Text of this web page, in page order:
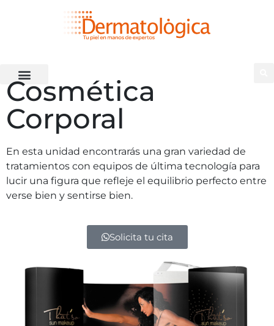
Cosmética
Corporal
En esta unidad encontrarás una gran variedad de
tratamientos con equipos de última tecnología para
lucir una figura que refleje el equilibrio perfecto entre
verse bien y sentirse bien.
Solicita tu cita